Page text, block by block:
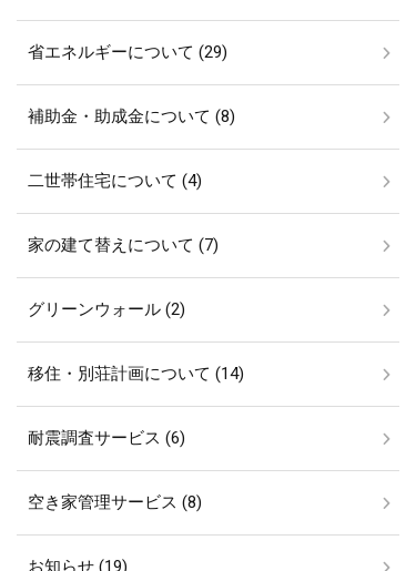
省エネルギーについて (29)
補助金・助成金について (8)
二世帯住宅について (4)
家の建て替えについて (7)
グリーンウォール (2)
移住・別荘計画について (14)
耐震調査サービス (6)
空き家管理サービス (8)
お知らせ (19)